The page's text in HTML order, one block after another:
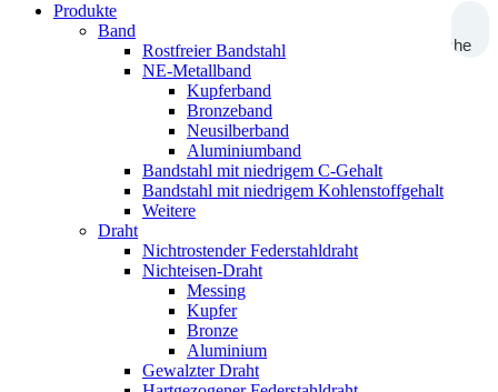
Suche
Produkte
Band
Rostfreier Bandstahl
NE-Metallband
Kupferband
Bronzeband
Neusilberband
Aluminiumband
Bandstahl mit niedrigem C-Gehalt
Bandstahl mit niedrigem Kohlenstoffgehalt
Weitere
Draht
Nichtrostender Federstahldraht
Nichteisen-Draht
Messing
Kupfer
Bronze
Aluminium
Gewalzter Draht